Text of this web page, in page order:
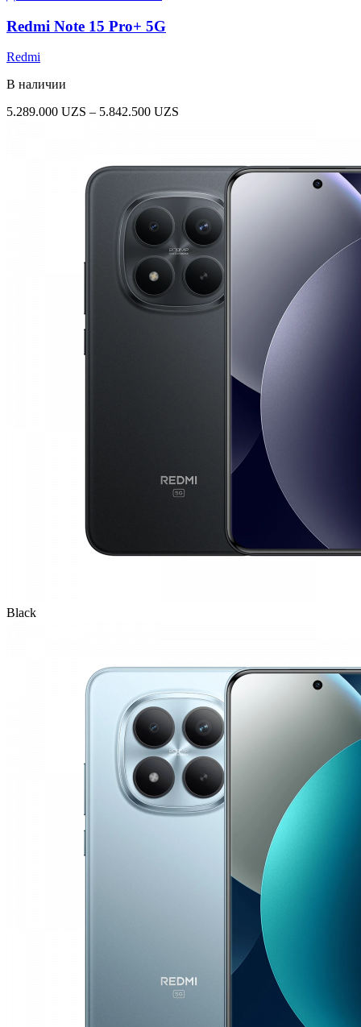
Redmi Note 15 Pro+ 5G
Redmi
В наличии
5.289.000 UZS – 5.842.500 UZS
5.842.500 UZS
Black